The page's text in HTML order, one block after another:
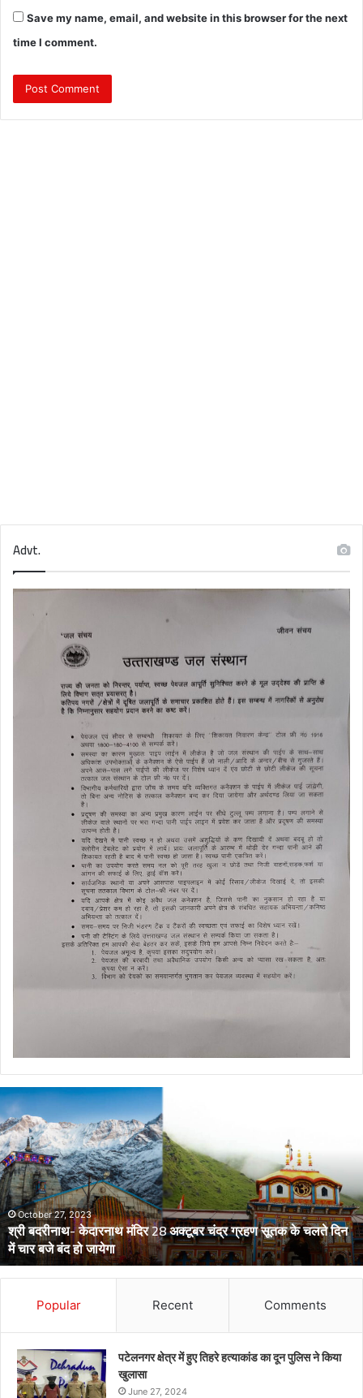
Save my name, email, and website in this browser for the next
time I comment.
Advt.
डेंगू
और
चिकनगुनिया
को
लेकर
स्वास्थ्य
विभाग
का
अर्लटApril 29, 2024
डेंगू और चिकनगुनिया को लेकर स्वास्थ्य विभाग का अर्लट
Popular Recent Comments
पटेलनगर क्षेत्र में हुए तिहरे हत्याकांड का दून पुलिस ने किया
खुलासा
June 27, 2024